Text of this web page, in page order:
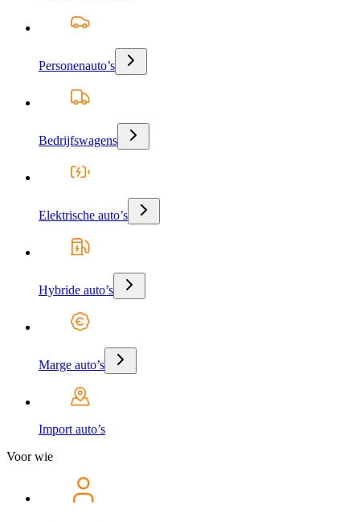
Personenauto’s
Bedrijfswagens
Elektrische auto’s
Hybride auto’s
Marge auto’s
Import auto’s
Voor wie